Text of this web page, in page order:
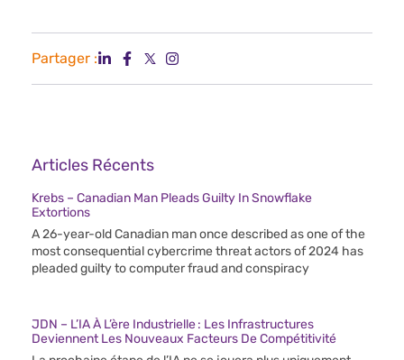
Partager :
Articles Récents
Krebs – Canadian Man Pleads Guilty In Snowflake
Extortions
A 26-year-old Canadian man once described as one of the
most consequential cybercrime threat actors of 2024 has
pleaded guilty to computer fraud and conspiracy
JDN – L’IA À L’ère Industrielle : Les Infrastructures
Deviennent Les Nouveaux Facteurs De Compétitivité